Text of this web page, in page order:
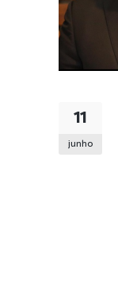
11
junho